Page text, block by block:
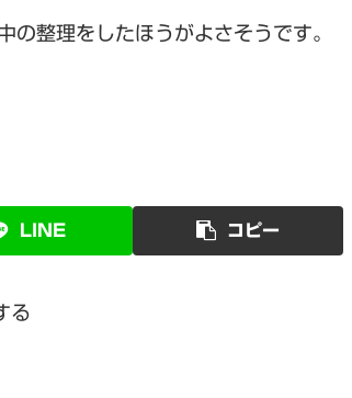
の整理をしたほうがよさそうです。
LINE コピー
る